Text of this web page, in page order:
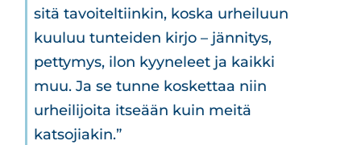
sitä tavoiteltiinkin, koska urheiluun
kuuluu tunteiden kirjo – jännitys,
pettymys, ilon kyyneleet ja kaikki
muu. Ja se tunne koskettaa niin
urheilijoita itseään kuin meitä
katsojiakin.”